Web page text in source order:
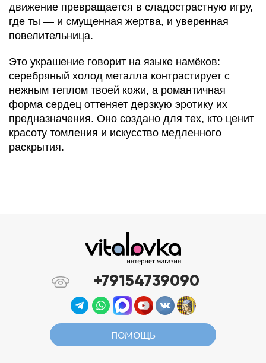
движение превращается в сладострастную игру,
где ты — и смущенная жертва, и уверенная
повелительница.
Это украшение говорит на языке намёков:
серебряный холод металла контрастирует с
нежным теплом твоей кожи, а романтичная
форма сердец оттеняет дерзкую эротику их
предназначения. Оно создано для тех, кто ценит
красоту томления и искусство медленного
раскрытия.
+79154739090
ПОМОЩЬ